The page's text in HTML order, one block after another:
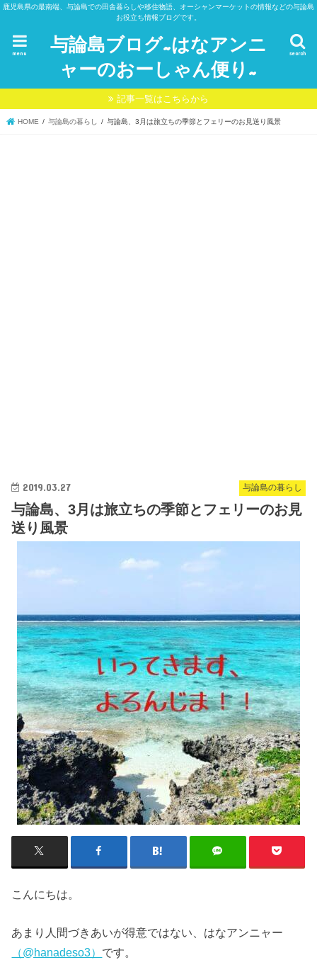
鹿児島県の最南端、与論島での田舎暮らしや移住物語、オーシャンマーケットの情報などの与論島
お役立ち情報ブログです。
与論島ブログ~はなアンニ
ャーのおーしゃん便り~
search
menu
記事一覧はこちらから
HOME 与論島の暮らし 与論島、3月は旅立ちの季節とフェリーのお見送り風景
与論島の暮らし
2019.03.27
与論島、3月は旅立ちの季節とフェリーのお見
送り風景
こんにちは。
あまり人間づきあいが得意ではない、はなアンニャー
（@hanadeso3） です。